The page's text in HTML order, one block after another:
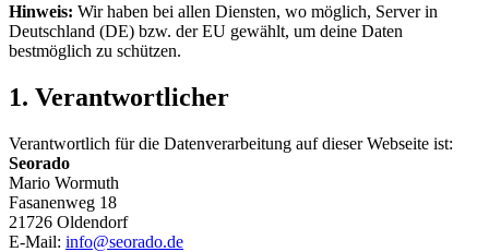
Hinweis: Wir haben bei allen Diensten, wo möglich, Server in
Deutschland (DE) bzw. der EU gewählt, um deine Daten
bestmöglich zu schützen.
1. Verantwortlicher
Verantwortlich für die Datenverarbeitung auf dieser Webseite ist:
Seorado
Mario Wormuth
Fasanenweg 18
21726 Oldendorf
E-Mail: info@seorado.de